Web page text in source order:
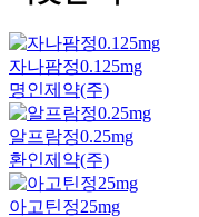
자나팜정0.125mg
명인제약(주)
알프람정0.25mg
환인제약(주)
아고틴정25mg